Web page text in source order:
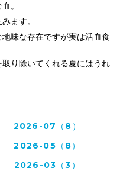
。
ます。
味な存在ですが実は活血食
り除いてくれる夏にはうれ
2026-07（8）
2026-05（8）
2026-03（3）